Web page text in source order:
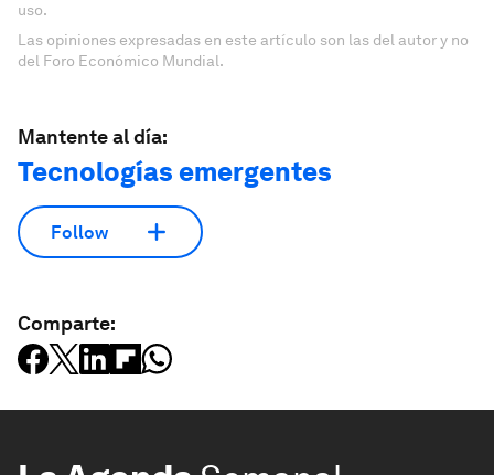
uso.
Las opiniones expresadas en este artículo son las del autor y no
del Foro Económico Mundial.
Mantente al día:
Tecnologías emergentes
Follow
Comparte: